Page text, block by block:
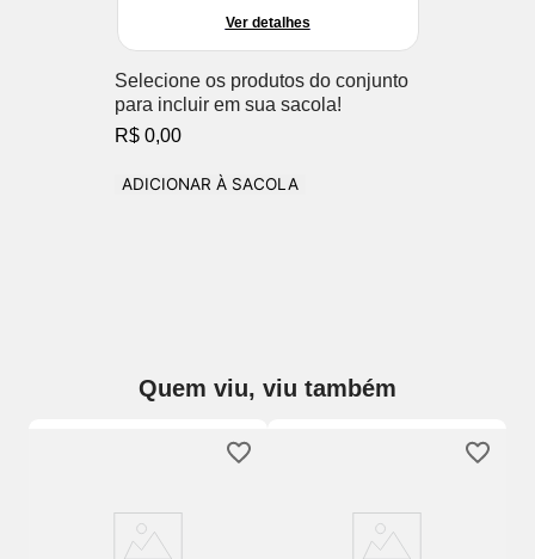
Ver detalhes
Selecione os produtos do conjunto
para incluir em sua sacola!
R$ 0,00
ADICIONAR À SACOLA
Quem viu, viu também